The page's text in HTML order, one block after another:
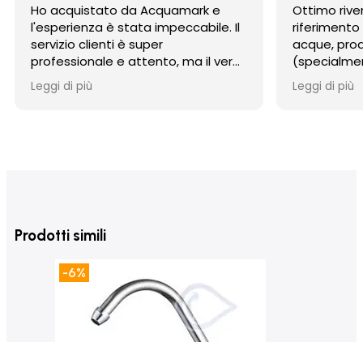
Ho acquistato da Acquamark e
l'esperienza è stata impeccabile. Il
servizio clienti è super
professionale e attento, ma il vero
punto di forza è stata la
spedizione: incredibilmente rapida
Leggi di più
Ottimo
acque,
osmosi) e
Leggi di più
Prodotti simili
-6%
-6%